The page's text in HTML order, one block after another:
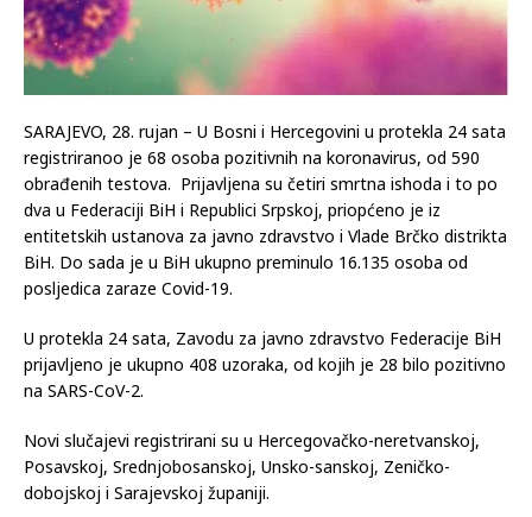
SARAJEVO, 28. rujan – U Bosni i Hercegovini u protekla 24 sata
registriranoo je 68 osoba pozitivnih na koronavirus, od 590
obrađenih testova. Prijavljena su četiri smrtna ishoda i to po
dva u Federaciji BiH i Republici Srpskoj, priopćeno je iz
entitetskih ustanova za javno zdravstvo i Vlade Brčko distrikta
BiH. Do sada je u BiH ukupno preminulo 16.135 osoba od
posljedica zaraze Covid-19.
U protekla 24 sata, Zavodu za javno zdravstvo Federacije BiH
prijavljeno je ukupno 408 uzoraka, od kojih je 28 bilo pozitivno
na SARS-CoV-2.
Novi slučajevi registrirani su u Hercegovačko-neretvanskoj,
Posavskoj, Srednjobosanskoj, Unsko-sanskoj, Zeničko-
dobojskoj i Sarajevskoj županiji.